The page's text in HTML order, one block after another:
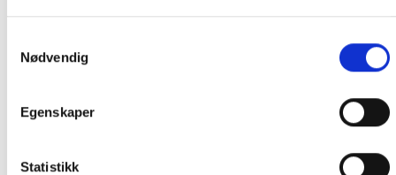
Nødvendig
Egenskaper
Statistikk